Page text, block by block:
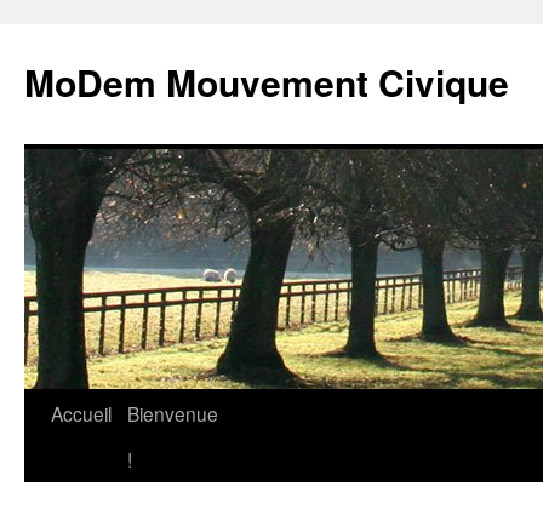
MoDem Mouvement Civique
Aller
Accueil
Bienvenue
!